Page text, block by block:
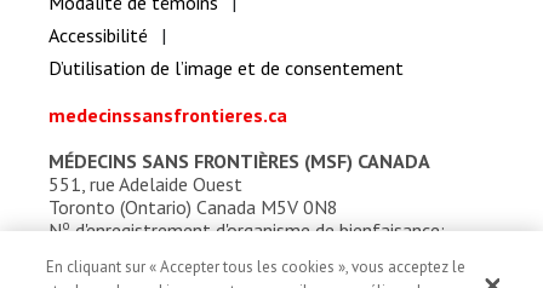
Accessibilité
D’utilisation de l’image et de consentement
medecinssansfrontieres.ca
MÉDECINS SANS FRONTIÈRES (MSF) CANADA
551, rue Adelaide Ouest
Toronto (Ontario) Canada M5V 0N8
Nod'enregistrement d'organisme de bienfaisance:
En cliquant sur « Accepter tous les cookies », vous acceptez le